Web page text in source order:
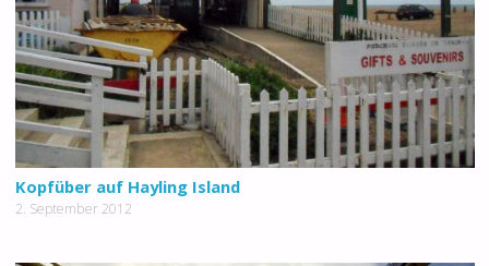
Kopfüber auf Hayling Island
2. September 2012